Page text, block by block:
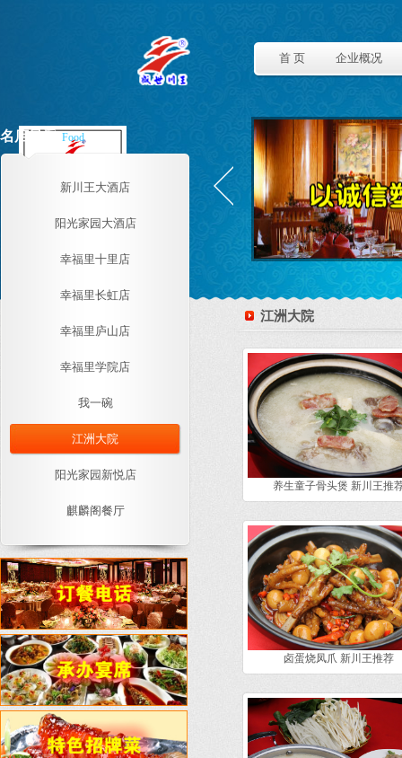
首 页 企业概况
名店风采 Food
新川王大酒店
阳光家园大酒店
幸福里十里店
幸福里长虹店
幸福里庐山店
幸福里学院店
我一碗
江洲大院
阳光家园新悦店
麒麟阁餐厅
江洲大院
养生童子骨头煲 新川王推
卤蛋烧凤爪 新川王推荐